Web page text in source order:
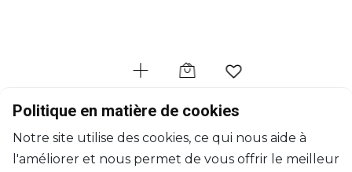
GIEN
Vase droit petit
D: 7cm, H: 15cm
Politique en matière de cookies
Notre site utilise des cookies, ce qui nous aide à
l'améliorer et nous permet de vous offrir le meilleur